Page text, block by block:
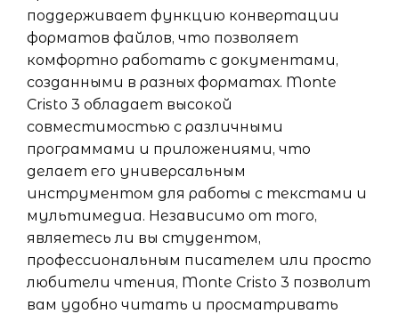
поддерживает функцию конвертации
форматов файлов, что позволяет
комфортно работать с документами,
созданными в разных форматах. Monte
Cristo 3 обладает высокой
совместимостью с различными
программами и приложениями, что
делает его универсальным
инструментом для работы с текстами и
мультимедиа. Независимо от того,
являетесь ли вы студентом,
профессиональным писателем или просто
любители чтения, Monte Cristo 3 позволит
вам удобно читать и просматривать